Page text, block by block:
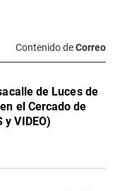
Contenido deCorreo
de Luces de
el Cercado de
y VIDEO)